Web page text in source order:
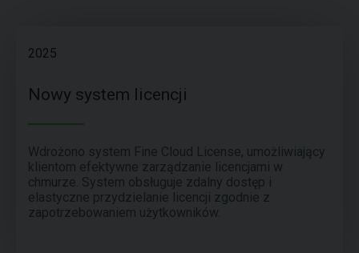
2025
Nowy system licencji
Wdrożono system Fine Cloud License, umożliwiający
klientom efektywne zarządzanie licencjami w
chmurze. System obsługuje zdalny dostęp i
elastyczne przydzielanie licencji zgodnie z
zapotrzebowaniem użytkowników.